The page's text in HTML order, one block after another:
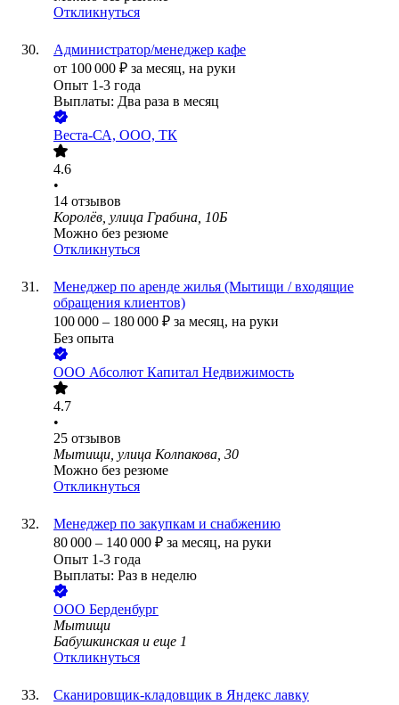
Откликнуться
Администратор/менеджер кафе
от 100 000 ₽ за месяц, на руки
Опыт 1-3 года
Выплаты: Два раза в месяц
Веста-СА, ООО, ТК
4.6
•
14 отзывов
Королёв, улица Грабина, 10Б
Можно без резюме
Откликнуться
Менеджер по аренде жилья (Мытищи / входящие
обращения клиентов)
100 000 – 180 000 ₽ за месяц, на руки
Без опыта
ООО Абсолют Капитал Недвижимость
4.7
•
25 отзывов
Мытищи, улица Колпакова, 30
Можно без резюме
Откликнуться
Менеджер по закупкам и снабжению
80 000 – 140 000 ₽ за месяц, на руки
Опыт 1-3 года
Выплаты: Раз в неделю
ООО Берденбург
Мытищи
Бабушкинская и еще 1
Откликнуться
Сканировщик-кладовщик в Яндекс лавку